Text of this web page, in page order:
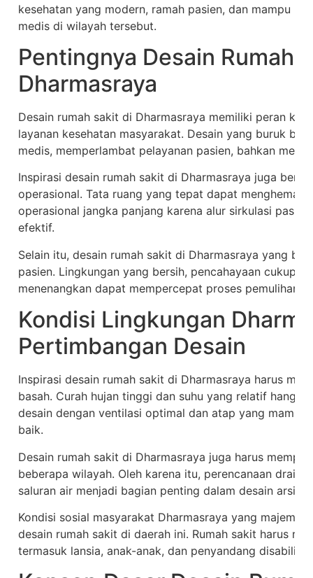
kesehatan yang modern, ramah pasien, dan mampu
medis di wilayah tersebut.
Pentingnya Desain Rumah
Dharmasraya
Desain rumah sakit di Dharmasraya memiliki peran
layanan kesehatan masyarakat. Desain yang buruk
medis, memperlambat pelayanan pasien, bahkan
Inspirasi desain rumah sakit di Dharmasraya juga
operasional. Tata ruang yang tepat dapat menghemat
operasional jangka panjang karena alur sirkulasi
efektif.
Selain itu, desain rumah sakit di Dharmasraya yang
pasien. Lingkungan yang bersih, pencahayaan cukup,
menenangkan dapat mempercepat proses pemulihan
Kondisi Lingkungan
Pertimbangan Desain
Inspirasi desain rumah sakit di Dharmasraya harus
basah. Curah hujan tinggi dan suhu yang relatif hangat
desain dengan ventilasi optimal dan atap yang mampu
baik.
Desain rumah sakit di Dharmasraya juga harus
beberapa wilayah. Oleh karena itu, perencanaan
saluran air menjadi bagian penting dalam desain
Kondisi sosial masyarakat Dharmasraya yang
desain rumah sakit di daerah ini. Rumah sakit harus
termasuk lansia, anak-anak, dan penyandang